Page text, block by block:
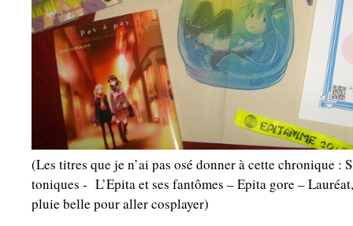
(Les titres que je n’ai pas osé donner à cette chronique :
toniques - L’Epita et ses fantômes – Epita gore –
pluie belle pour aller cosplayer)